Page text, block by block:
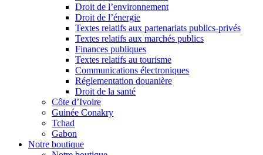
Droit de l’environnement
Droit de l’énergie
Textes relatifs aux partenariats publics-privés
Textes relatifs aux marchés publics
Finances publiques
Textes relatifs au tourisme
Communications électroniques
Réglementation douanière
Droit de la santé
Côte d’Ivoire
Guinée Conakry
Tchad
Gabon
Notre boutique